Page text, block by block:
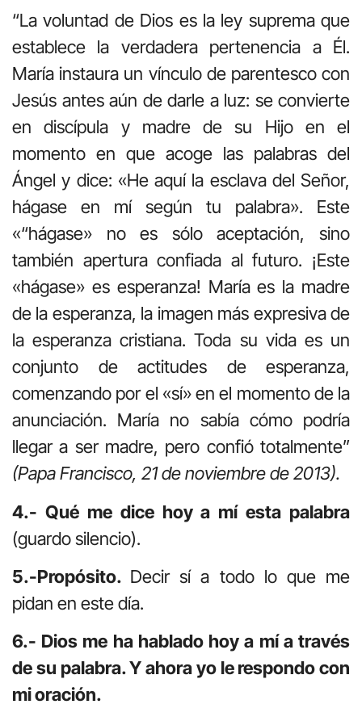
“La voluntad de Dios es la ley suprema que
establece la verdadera pertenencia a Él.
María instaura un vínculo de parentesco con
Jesús antes aún de darle a luz: se convierte
en discípula y madre de su Hijo en el
momento en que acoge las palabras del
Ángel y dice: «He aquí la esclava del Señor,
hágase en mí según tu palabra». Este
«“hágase» no es sólo aceptación, sino
también apertura confiada al futuro. ¡Este
«hágase» es esperanza! María es la madre
de la esperanza, la imagen más expresiva de
la esperanza cristiana. Toda su vida es un
conjunto de actitudes de esperanza,
comenzando por el «sí» en el momento de la
anunciación. María no sabía cómo podría
llegar a ser madre, pero confió totalmente”
(Papa Francisco, 21 de noviembre de 2013).
4.- Qué me dice hoy a mí esta palabra
(guardo silencio).
5.-Propósito. Decir sí a todo lo que me
pidan en este día.
6.- Dios me ha hablado hoy a mí a través
de su palabra. Y ahora yo le respondo con
mi oración.